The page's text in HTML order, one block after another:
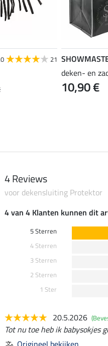
21
deken- en
10,90 €
4 Reviews
voor dekensluiting Protektor
4 van 4 Klanten kunnen dit
5 Sterren
4 Sterren
3 Sterren
2 Sterren
1 Ster
20.5.2026
Tot nu toe heb ik babysokjes